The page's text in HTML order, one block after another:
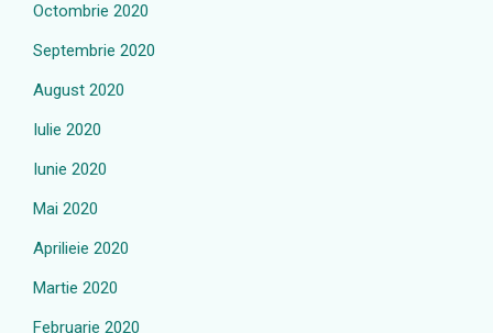
Octombrie 2020
Septembrie 2020
August 2020
Iulie 2020
Iunie 2020
Mai 2020
Aprilieie 2020
Martie 2020
Februarie 2020